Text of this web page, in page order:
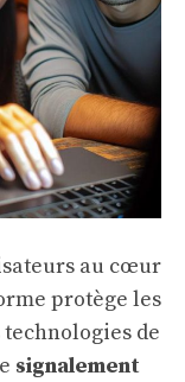
au cœur
protège les
de
signalement